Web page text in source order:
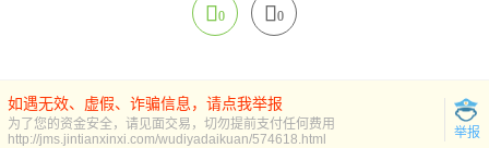
0 0
如遇无效、虚假、诈骗信息，请点我举报
为了您的资金安全，请见面交易，切勿提前支付任何费用
举报
http://jms.jintianxinxi.com/wudiyadaikuan/574618.html